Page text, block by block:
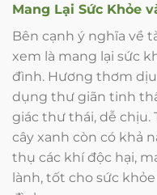
Mang Lại Sức Khỏe
Bên cạnh ý nghĩa về
xem là mang lại sức
đình. Hương thơm
dụng thư giãn tinh
giác thư thái, dễ
cây xanh còn có khả
thụ các khí độc hại,
lành, tốt cho sức